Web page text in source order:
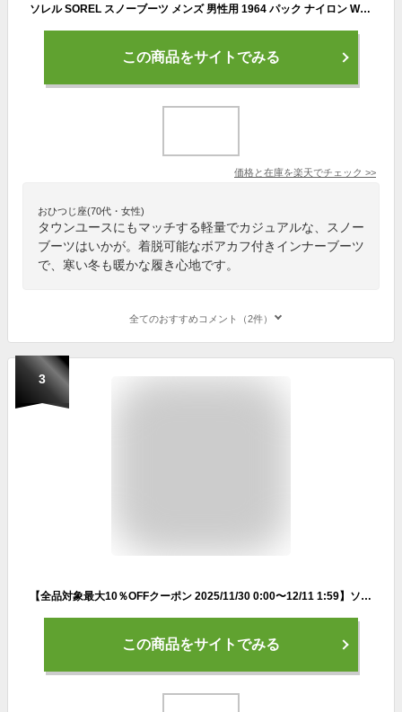
ソレル SOREL スノーブーツ メンズ 男性用 1964 パック ナイロン WP Black/Ancient Fossil ( Sorel 1964 PAC NYLON WP 防水 Boot Boots 2025FW スノー・ブーツ ウィンター・ブーツ 靴・ブーツ soreru MENS ブラック 黒 NM5189-011 )
この商品をサイトでみる
価格と在庫を楽天でチェック >>
おひつじ座(70代・女性)
タウンユースにもマッチする軽量でカジュアルな、スノー
ブーツはいかが。着脱可能なボアカフ付きインナーブーツ
で、寒い冬も暖かな履き心地です。
全てのおすすめコメント（2件）
3
【全品対象最大10％OFFクーポン 2025/11/30 0:00〜12/11 1:59】ソレル SOREL スノーブーツ メンズ 1964 PAC NYLON WP 1964 パックナイロンウォータープルーフ NM5189 011
この商品をサイトでみる